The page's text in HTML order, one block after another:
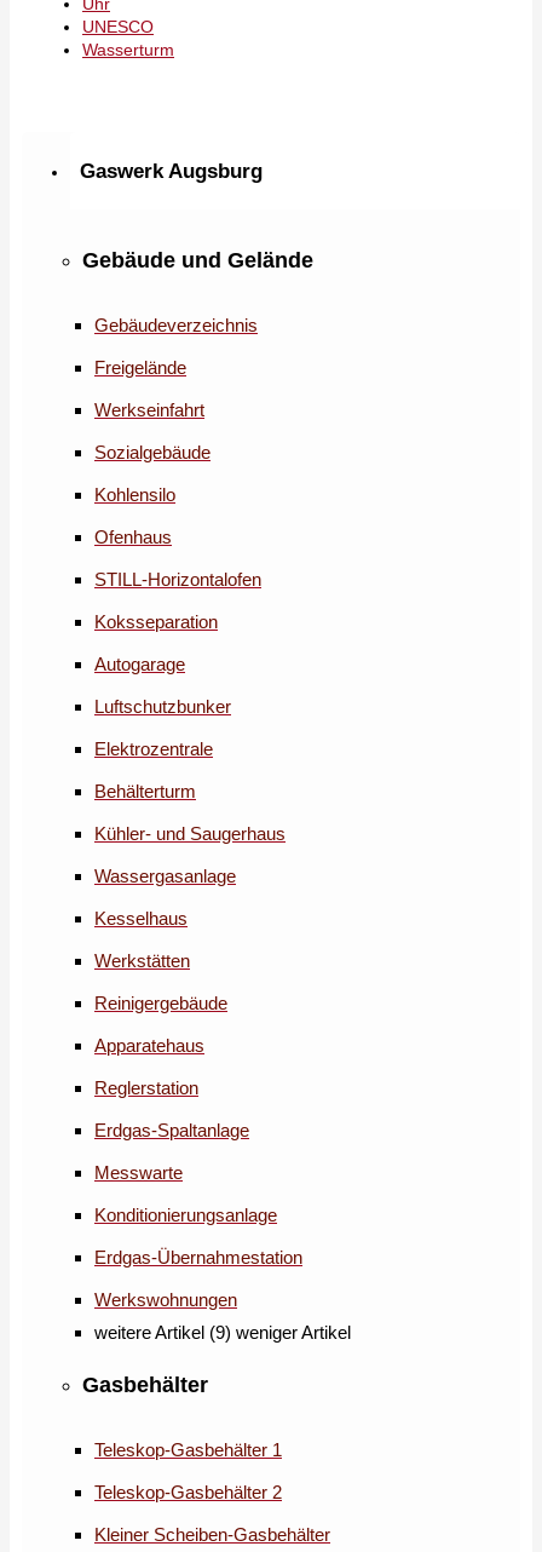
Gaswerk Augsburg
Gebäude und Gelände
Gebäudeverzeichnis
Freigelände
Werkseinfahrt
Sozialgebäude
Kohlensilo
Ofenhaus
STILL-Horizontalofen
Koksseparation
Autogarage
Luftschutzbunker
Elektrozentrale
Behälterturm
Kühler- und Saugerhaus
Wassergasanlage
Kesselhaus
Werkstätten
Reinigergebäude
Apparatehaus
Reglerstation
Erdgas-Spaltanlage
Messwarte
Konditionierungsanlage
Erdgas-Übernahmestation
Werkswohnungen
weitere Artikel (9) weniger Artikel
Gasbehälter
Teleskop-Gasbehälter 1
Teleskop-Gasbehälter 2
Kleiner Scheiben-Gasbehälter
Uhr
UNESCO
Wasserturm